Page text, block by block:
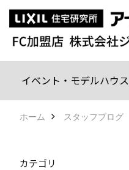
イベント・モデルハウス
ホーム スタッフブログ
カテゴリ